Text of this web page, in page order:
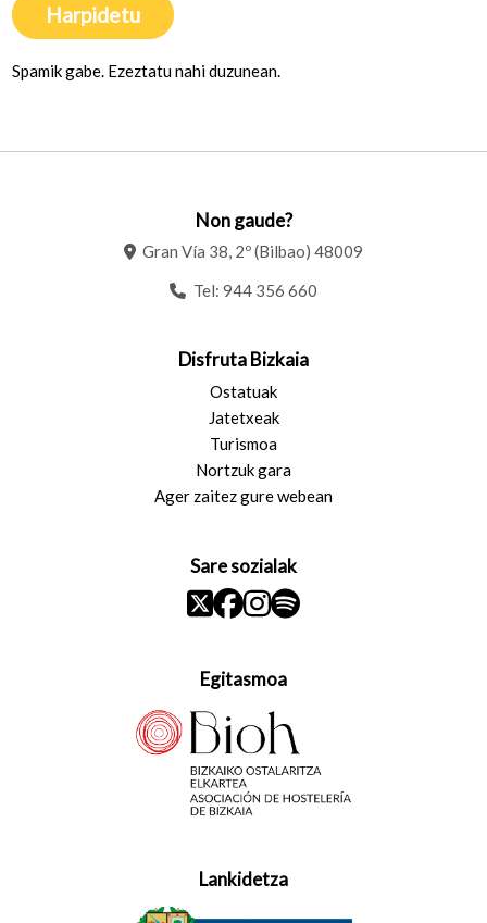
Harpidetu
Spamik gabe. Ezeztatu nahi duzunean.
Non gaude?
Gran Vía 38, 2º (Bilbao) 48009
Tel: 944 356 660
Disfruta Bizkaia
Ostatuak
Jatetxeak
Turismoa
Nortzuk gara
Ager zaitez gure webean
Sare sozialak
Egitasmoa
Lankidetza